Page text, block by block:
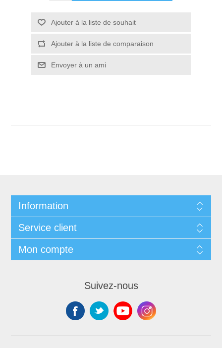
Ajouter à la liste de souhait
Ajouter à la liste de comparaison
Envoyer à un ami
Information
Service client
Mon compte
Suivez-nous